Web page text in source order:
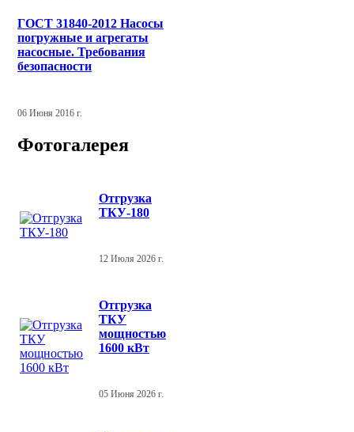
ГОСТ 31840-2012 Насосы
погружные и агрегаты
насосные. Требования
безопасности
06 Июня 2016 г.
Фотогалерея
Отгрузка
ТКУ-180
12 Июля 2026 г.
Отгрузка
ТКУ
мощностью
1600 кВт
05 Июня 2026 г.